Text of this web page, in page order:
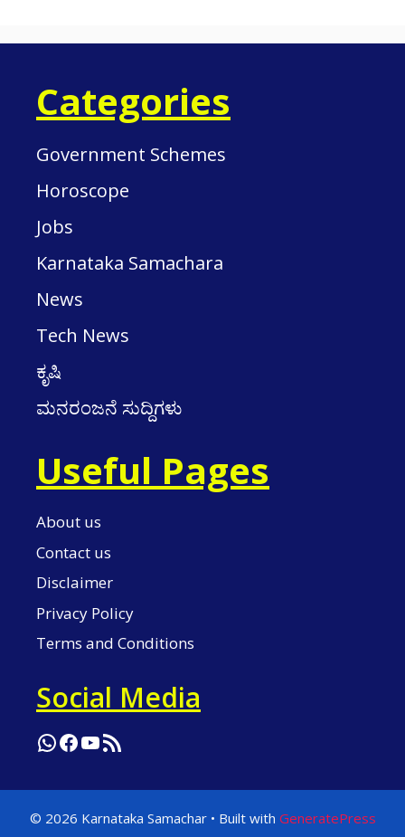
Categories
Government Schemes
Horoscope
Jobs
Karnataka Samachara
News
Tech News
ಕೃಷಿ
ಮನರಂಜನೆ ಸುದ್ದಿಗಳು
Useful Pages
About us
Contact us
Disclaimer
Privacy Policy
Terms and Conditions
Social Media
WhatsApp
Facebook
YouTube
RSS Feed
© 2026 Karnataka Samachar• Built with GeneratePress